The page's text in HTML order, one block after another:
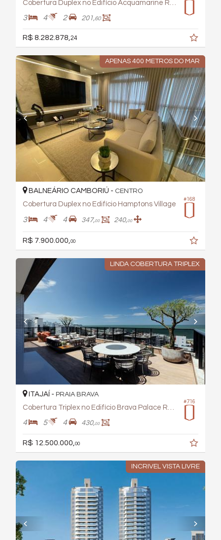
3 4 2 201,60
R$ 8.282.878, 24
APENAS 400 METROS DO MAR
#168
BALNEÁRIO CAMBORIÚ - CENTRO
Cobertura Duplex no Edifício Hamptons Village
3 4 4 347,00 240,00
R$ 7.900.000,00
LINDA COBERTURA TRIPLEX
#716
ITAJAÍ - PRAIA BRAVA
4 5 4 430,00
R$ 12.500.000, 00
INCRIVEL VISTA LIVRE